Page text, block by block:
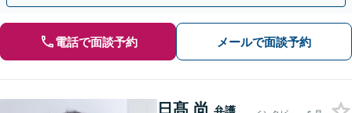
電話で面談予約 メールで面談予約
日髙 尚